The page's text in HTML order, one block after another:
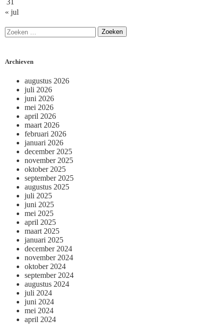
31
« jul
Archieven
augustus 2026
juli 2026
juni 2026
mei 2026
april 2026
maart 2026
februari 2026
januari 2026
december 2025
november 2025
oktober 2025
september 2025
augustus 2025
juli 2025
juni 2025
mei 2025
april 2025
maart 2025
januari 2025
december 2024
november 2024
oktober 2024
september 2024
augustus 2024
juli 2024
juni 2024
mei 2024
april 2024